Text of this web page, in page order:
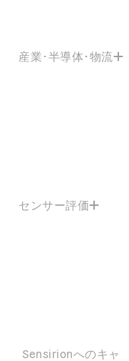
産業･半導体･物流
センサー評価
Sensirionへのキャ